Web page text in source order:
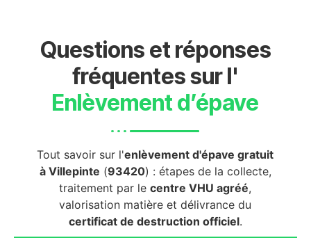
Questions et réponses
fréquentes sur l'
Enlèvement d’épave
Tout savoir sur l'enlèvement d'épave gratuit
à Villepinte (93420) : étapes de la collecte,
traitement par lecentre VHU agréé,
valorisation matière et délivrance du
certificat de destruction officiel.